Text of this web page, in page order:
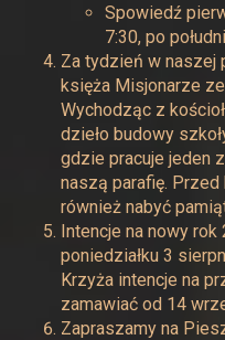
Spowiedź
7:30, po
Za tydzień w naszej
księża Misjonarze
Wychodząc z
dzieło budowy
gdzie pracuje jeden
naszą parafię.
również nabyć
Intencje na nowy
poniedziałku 3
Krzyża intencje na
zamawiać od 14
Zapraszamy na